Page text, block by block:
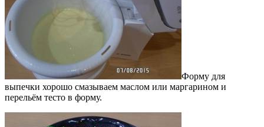
Форму для
выпечки хорошо смазываем маслом или маргарином и
перельём тесто в форму.